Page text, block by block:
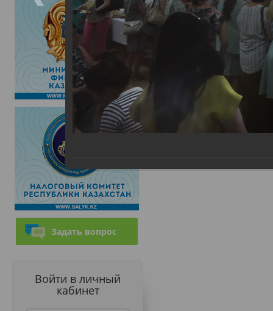
Задать вопрос
Войти в личный
кабинет